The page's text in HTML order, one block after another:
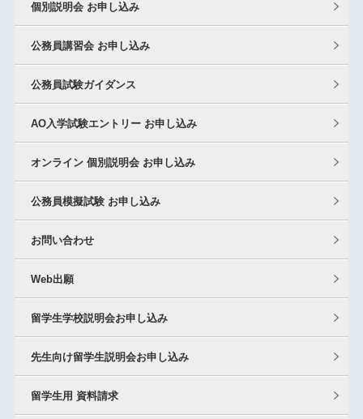
個別説明会 お申し込み
公務員講習会 お申し込み
公務員試験ガイダンス
AO入学試験エントリー お申し込み
オンライン 個別説明会 お申し込み
公務員模擬試験 お申し込み
お問い合わせ
Web出願
留学生学校説明会お申し込み
先生向け留学生説明会お申し込み
留学生用 資料請求